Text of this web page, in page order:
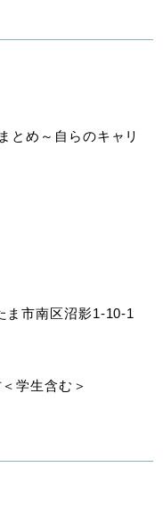
とめ～自らのキャリ
ま市南区沼影1-10-1
学生含む＞